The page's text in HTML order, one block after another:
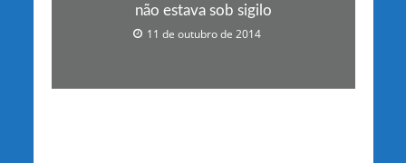
não estava sob sigilo
11 de outubro de 2014